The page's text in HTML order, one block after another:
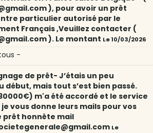
), pour avoir un prêt
particulier autorisé par le
Français ,Veuillez contacter (
). Le montant Le 10/03/2026
-
de prêt- J’étais un peu
début, mais tout s’est bien passé.
m'a été accordé et le service
vous donne leurs mails pour vos
prêt honnête mail
Le